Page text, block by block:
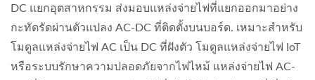
DC แยกอุตสาหกรรม ส่งมอบแหล่งจ่ายไฟที่แยกออกมาอย่าง
กะทัดรัดผ่านตัวแปลง AC-DC ที่ติดตั้งบนบอร์ด. เหมาะสำหรับ
โมดูลแหล่งจ่ายไฟ AC เป็น DC ที่ฝังตัว โมดูลแหล่งจ่ายไฟ IoT
หรือระบบรักษาความปลอดภัยจากไฟไหม้ แหล่งจ่ายไฟ AC-